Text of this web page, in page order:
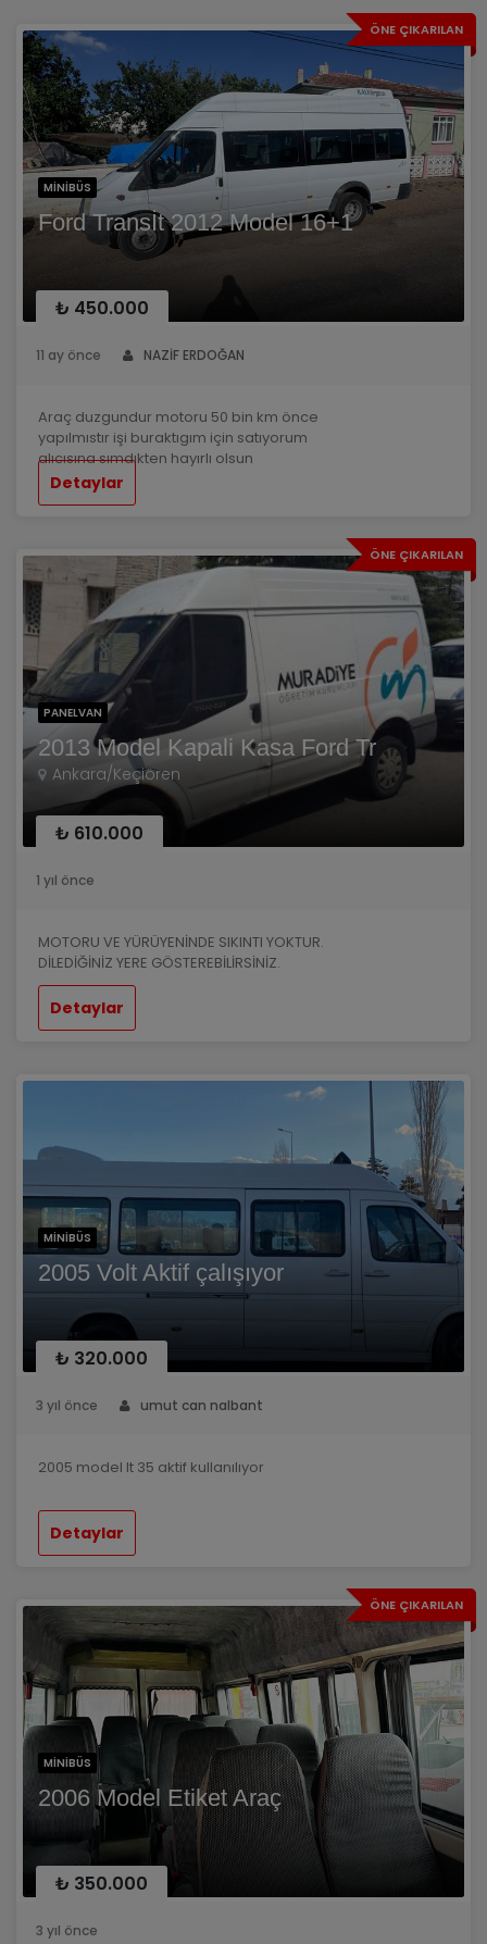
ÖNE ÇIKARILAN
MINIBÜS
Ford Transİt 2012 Model 16+1
₺ 450.000
11 ay önce NAZİF ERDOĞAN
Araç duzgundur motoru 50 bin km önce
yapılmıstır işi buraktıgım için satıyorum
alıcısına sımdıkten hayırlı olsun
Detaylar
ÖNE ÇIKARILAN
PANELVAN
2013 Model Kapali Kasa Ford Tr
Ankara/Keçiören
₺ 610.000
1 yıl önce
MOTORU VE YÜRÜYENİNDE SIKINTI YOKTUR.
DİLEDİĞİNİZ YERE GÖSTEREBİLİRSİNİZ.
Detaylar
MINIBÜS
2005 Volt Aktif çalışıyor
₺ 320.000
3 yıl önce umut can nalbant
2005 model lt 35 aktif kullanılıyor
Detaylar
ÖNE ÇIKARILAN
MINIBÜS
2006 Model Etiket Araç
₺ 350.000
3 yıl önce